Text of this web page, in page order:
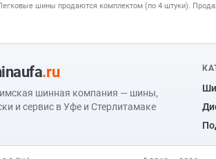
шины продаются комплектом (по 4 штуки).
.ru
шинная компания — шины,
и сервис в Уфе и Стерлитамаке